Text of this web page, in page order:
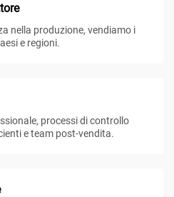
nella produzione, vendiamo i
e regioni.
processi di controllo
e team post-vendita.